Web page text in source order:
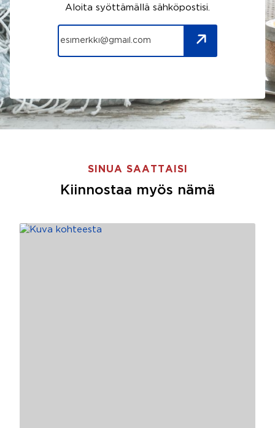
Aloita syöttämällä sähköpostisi.
SINUA SAATTAISI
Kiinnostaa myös nämä